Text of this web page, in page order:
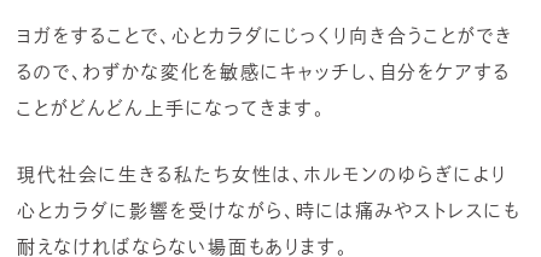
ヨガをすることで、心とカラダにじっくり向き合うことができ
るので、わずかな変化を敏感にキャッチし、自分をケアする
ことがどんどん上手になってきます。
現代社会に生きる私たち女性は、ホルモンのゆらぎにより
心とカラダに影響を受けながら、時には痛みやストレスにも
耐えなければならない場面もあります。